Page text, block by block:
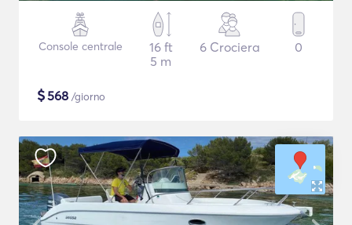
Console centrale
16 ft
5 m
6 Crociera 0
$568 /giorno